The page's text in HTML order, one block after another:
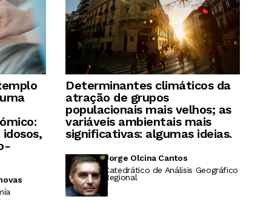
Determinantes climáticos da
atração de grupos
populacionais mais velhos; as
variáveis ambientais mais
significativas: algumas ideias.
Jorge Olcina Cantos
Catedrático de Análisis Geográfico
Regional